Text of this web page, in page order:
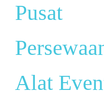
Pusat
Alat